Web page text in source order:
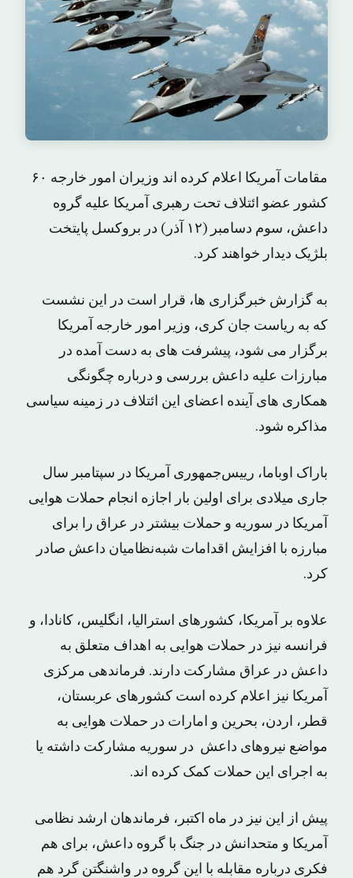
مقامات آمریکا اعلام کرده اند وزیران امور خارجه ۶۰
کشور عضو ائتلاف تحت رهبری آمریکا علیه گروه
داعش، سوم دسامبر (۱۲ آذر) در بروکسل پایتخت
بلژیک دیدار خواهند کرد.
به گزارش خبرگزاری ها، قرار است در این نشست
که به ریاست جان کری، وزیر امور خارجه آمریکا
برگزار می شود، پیشرفت های به دست آمده در
مبارزات علیه داعش بررسی و درباره چگونگی
همکاری های آینده اعضای این ائتلاف در زمینه سیاسی
مذاکره شود.
باراک اوباما، رییس‌جمهوری آمریکا در سپتامبر سال
جاری میلادی برای اولین بار اجازه انجام حملات هوایی
آمریکا در سوریه و حملات بیشتر در عراق را برای
مبارزه با افزایش اقدامات شبه‌نظامیان داعش صادر
کرد.
علاوه بر آمریکا، کشورهای استرالیا، انگلیس، کانادا، و
فرانسه نیز در حملات هوایی به اهداف متعلق به
داعش در عراق مشارکت دارند. فرماندهی مرکزی
آمریکا نیز اعلام کرده است کشورهای عربستان،
قطر، اردن، بحرین و امارات در حملات هوایی به
مواضع نیروهای داعش در سوریه مشارکت داشته یا
به اجرای این حملات کمک کرده اند.
پیش از این نیز در ماه اکتبر، فرماندهان ارشد نظامی
آمریکا و متحدانش در جنگ با گروه داعش، برای هم
فکری درباره مقابله با این گروه در واشنگتن گرد هم